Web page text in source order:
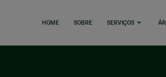
HOME SOBRE SERVIÇOS